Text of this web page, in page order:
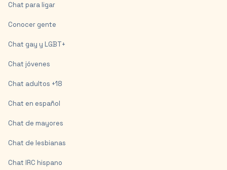
Chat para ligar
Conocer gente
Chat gay y LGBT+
Chat jóvenes
Chat adultos +18
Chat en español
Chat de mayores
Chat de lesbianas
Chat IRC hispano